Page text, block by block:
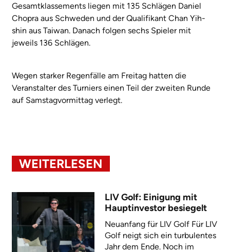
Gesamtklassements liegen mit 135 Schlägen Daniel
Chopra aus Schweden und der Qualifikant Chan Yih-
shin aus Taiwan. Danach folgen sechs Spieler mit
jeweils 136 Schlägen.
Wegen starker Regenfälle am Freitag hatten die
Veranstalter des Turniers einen Teil der zweiten Runde
auf Samstagvormittag verlegt.
WEITERLESEN
LIV Golf: Einigung mit
Hauptinvestor besiegelt
Neuanfang für LIV Golf Für LIV
Golf neigt sich ein turbulentes
Jahr dem Ende. Noch im